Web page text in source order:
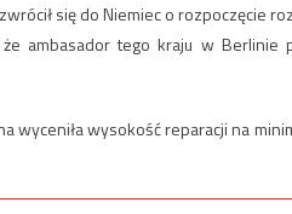
się do Niemiec o rozpoczęcie
ambasador tego kraju w
wyceniła wysokość reparacji na